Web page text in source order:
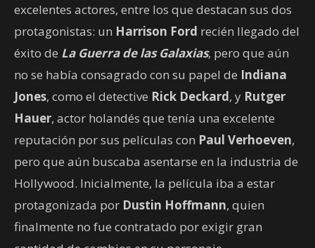
excelentes actores, entre los que destacan sus dos
protagonistas: un Harrison Ford recién llegado del
éxito de La Guerra de las Galaxias, pero que aún
no se había consagrado con su papel de Indiana
Jones, como el detective Rick Deckard, y Rutger
Hauer, actor holandés que tenía una excelente
reputación por sus películas con Paul Verhoeven,
pero que aún buscaba asentarse en la industria de
Hollywood. Inicialmente, la película iba a estar
protagonizada por Dustin Hoffmann, quien
finalmente no fue contratado por exigir gran